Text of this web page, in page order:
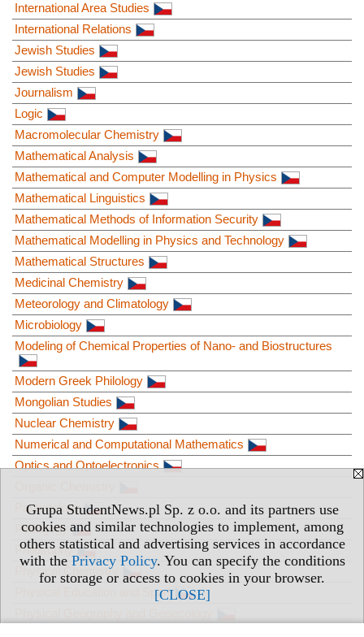
Grupa StudentNews.pl Sp. z o.o. and its partners use
cookies and similar technologies to implement, among
others statistical and advertising services in accordance
with the Privacy Policy. You can specify the conditions
for storage or access to cookies in your browser.
[CLOSE]
International Area Studies
International Relations
Jewish Studies
Jewish Studies
Journalism
Logic
Macromolecular Chemistry
Mathematical Analysis
Mathematical and Computer Modelling in Physics
Mathematical Linguistics
Mathematical Methods of Information Security
Mathematical Modelling in Physics and Technology
Mathematical Structures
Medicinal Chemistry
Meteorology and Climatology
Microbiology
Modeling of Chemical Properties of Nano- and Biostructures
Modern Greek Philology
Mongolian Studies
Nuclear Chemistry
Numerical and Computational Mathematics
Optics and Optoelectronics
Parasitology
Pedagogy
Philosophy
Physical Chemistry
Physical Education and Sport